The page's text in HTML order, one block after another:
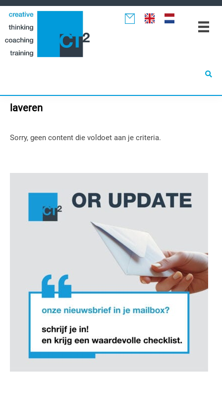
Spring
naar
hoofdnavigatie
Door
naar
Spring
naar
eerste
laveren
Sorry, geen content die voldoet aan je criteria.
Sidebar